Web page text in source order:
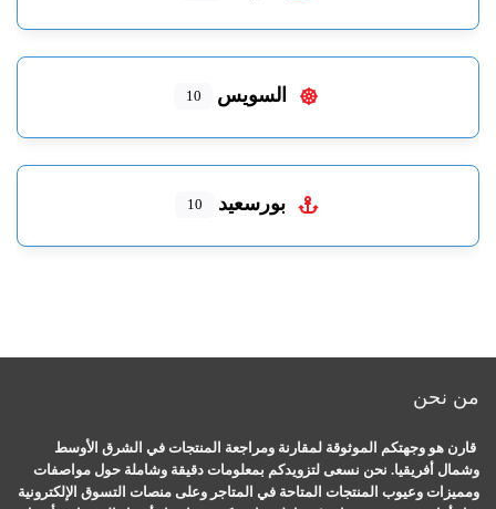
السويس 10
بورسعيد 10
الموثوقة لمقارنة ومراجعة المنتجات في الشرق الأوسط
نحن نسعى لتزويدكم بمعلومات دقيقة وشاملة حول مواصفات
المنتجات المتاحة في المتاجر وعلى منصات التسوق الإلكترونية